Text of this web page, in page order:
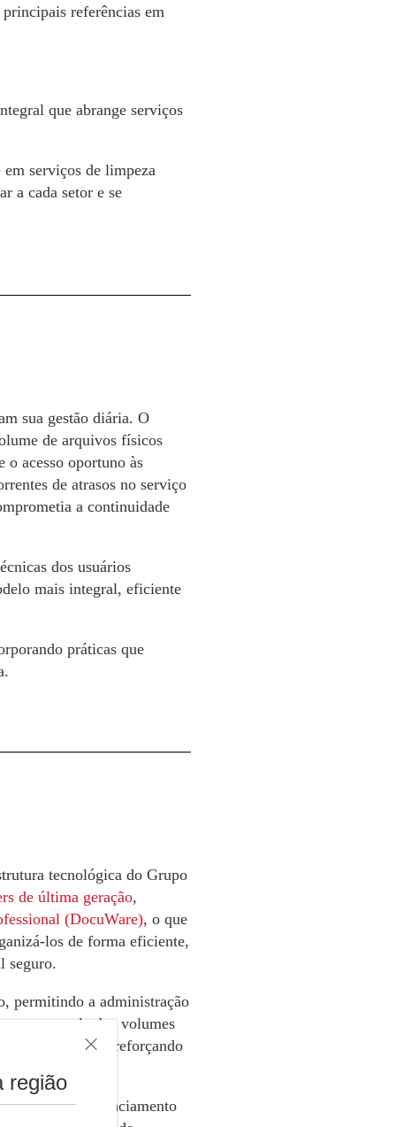
região
referências em
que abrange serviços
serviços de limpeza
a cada setor e se
sua gestão diária. O
de arquivos físicos
acesso oportuno às
de atrasos no serviço
a continuidade
dos usuários
mais integral, eficiente
práticas que
tecnológica do Grupo
de última geração,
(DocuWare), o que
los de forma eficiente,
seguro.
permitindo a administração
o controle dos volumes
a operação e reforçando
serviços de gerenciamento